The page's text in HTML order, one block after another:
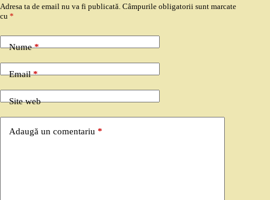
Adresa ta de email nu va fi publicată. Câmpurile obligatorii sunt marcate
cu *
Nume*
Email*
Site web
Adaugă un comentariu *